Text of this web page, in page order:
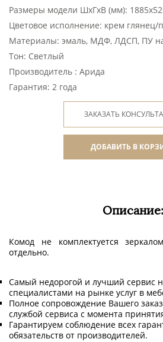
Размеры модели ШхГхВ (мм):
Цветовое исполнение: крем глянец/
Материалы: эмаль, МДФ, ЛДСП, ПУ
Тон: Светлый
Производитель : Арида
Гарантия: 2 года
ЗАКАЗАТЬ
ДОБАВИТЬ В
Описание:
Комод не комплектуется
отдельно.
Самый недорогой и лучший сервис
специалистами на рынке услуг в
Полное сопровождение Вашего
службой сервиса с момента
Гарантируем соблюдение всех
обязательств от производителей.